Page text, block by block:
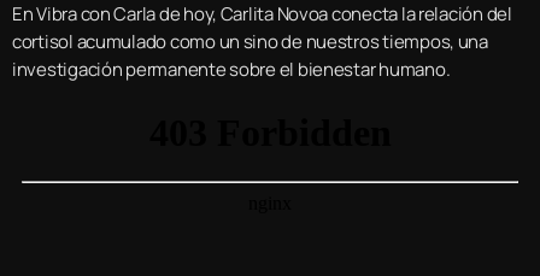
En Vibra con Carla de hoy, Carlita Novoa conecta la relación del
cortisol acumulado como un sino de nuestros tiempos, una
investigación permanente sobre el bienestar humano.